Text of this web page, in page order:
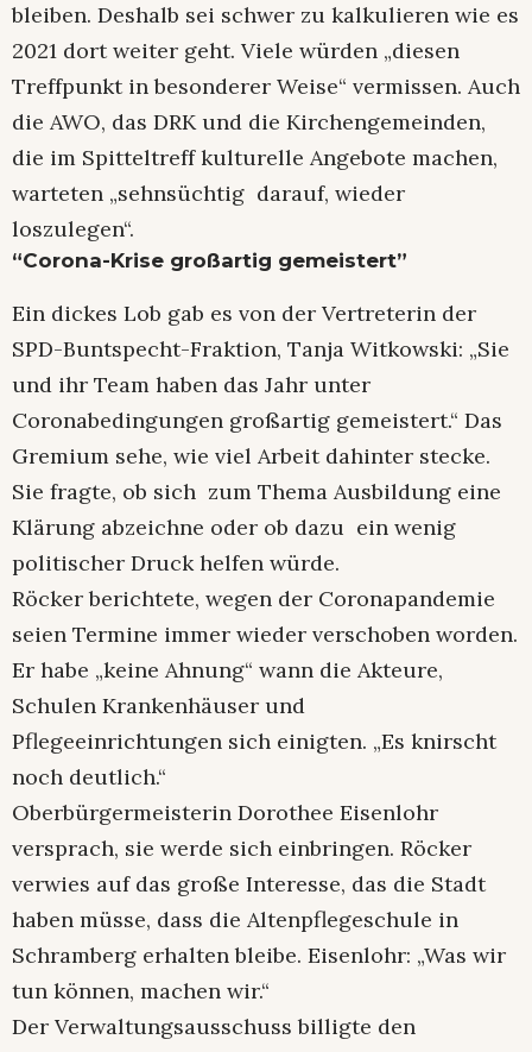
bleiben. Deshalb sei schwer zu kalkulieren wie es
2021 dort weiter geht. Viele würden „diesen
Treffpunkt in besonderer Weise“ vermissen. Auch
die AWO, das DRK und die Kirchengemeinden,
die im Spitteltreff kulturelle Angebote machen,
warteten „sehnsüchtig darauf, wieder
loszulegen“.
“Corona-Krise großartig gemeistert”
Ein dickes Lob gab es von der Vertreterin der
SPD-Buntspecht-Fraktion, Tanja Witkowski: „Sie
und ihr Team haben das Jahr unter
Coronabedingungen großartig gemeistert.“ Das
Gremium sehe, wie viel Arbeit dahinter stecke.
Sie fragte, ob sich zum Thema Ausbildung eine
Klärung abzeichne oder ob dazu ein wenig
politischer Druck helfen würde.
Röcker berichtete, wegen der Coronapandemie
seien Termine immer wieder verschoben worden.
Er habe „keine Ahnung“ wann die Akteure,
Schulen Krankenhäuser und
Pflegeeinrichtungen sich einigten. „Es knirscht
noch deutlich.“
Oberbürgermeisterin Dorothee Eisenlohr
versprach, sie werde sich einbringen. Röcker
verwies auf das große Interesse, das die Stadt
haben müsse, dass die Altenpflegeschule in
Schramberg erhalten bleibe. Eisenlohr: „Was wir
tun können, machen wir.“
Der Verwaltungsausschuss billigte den